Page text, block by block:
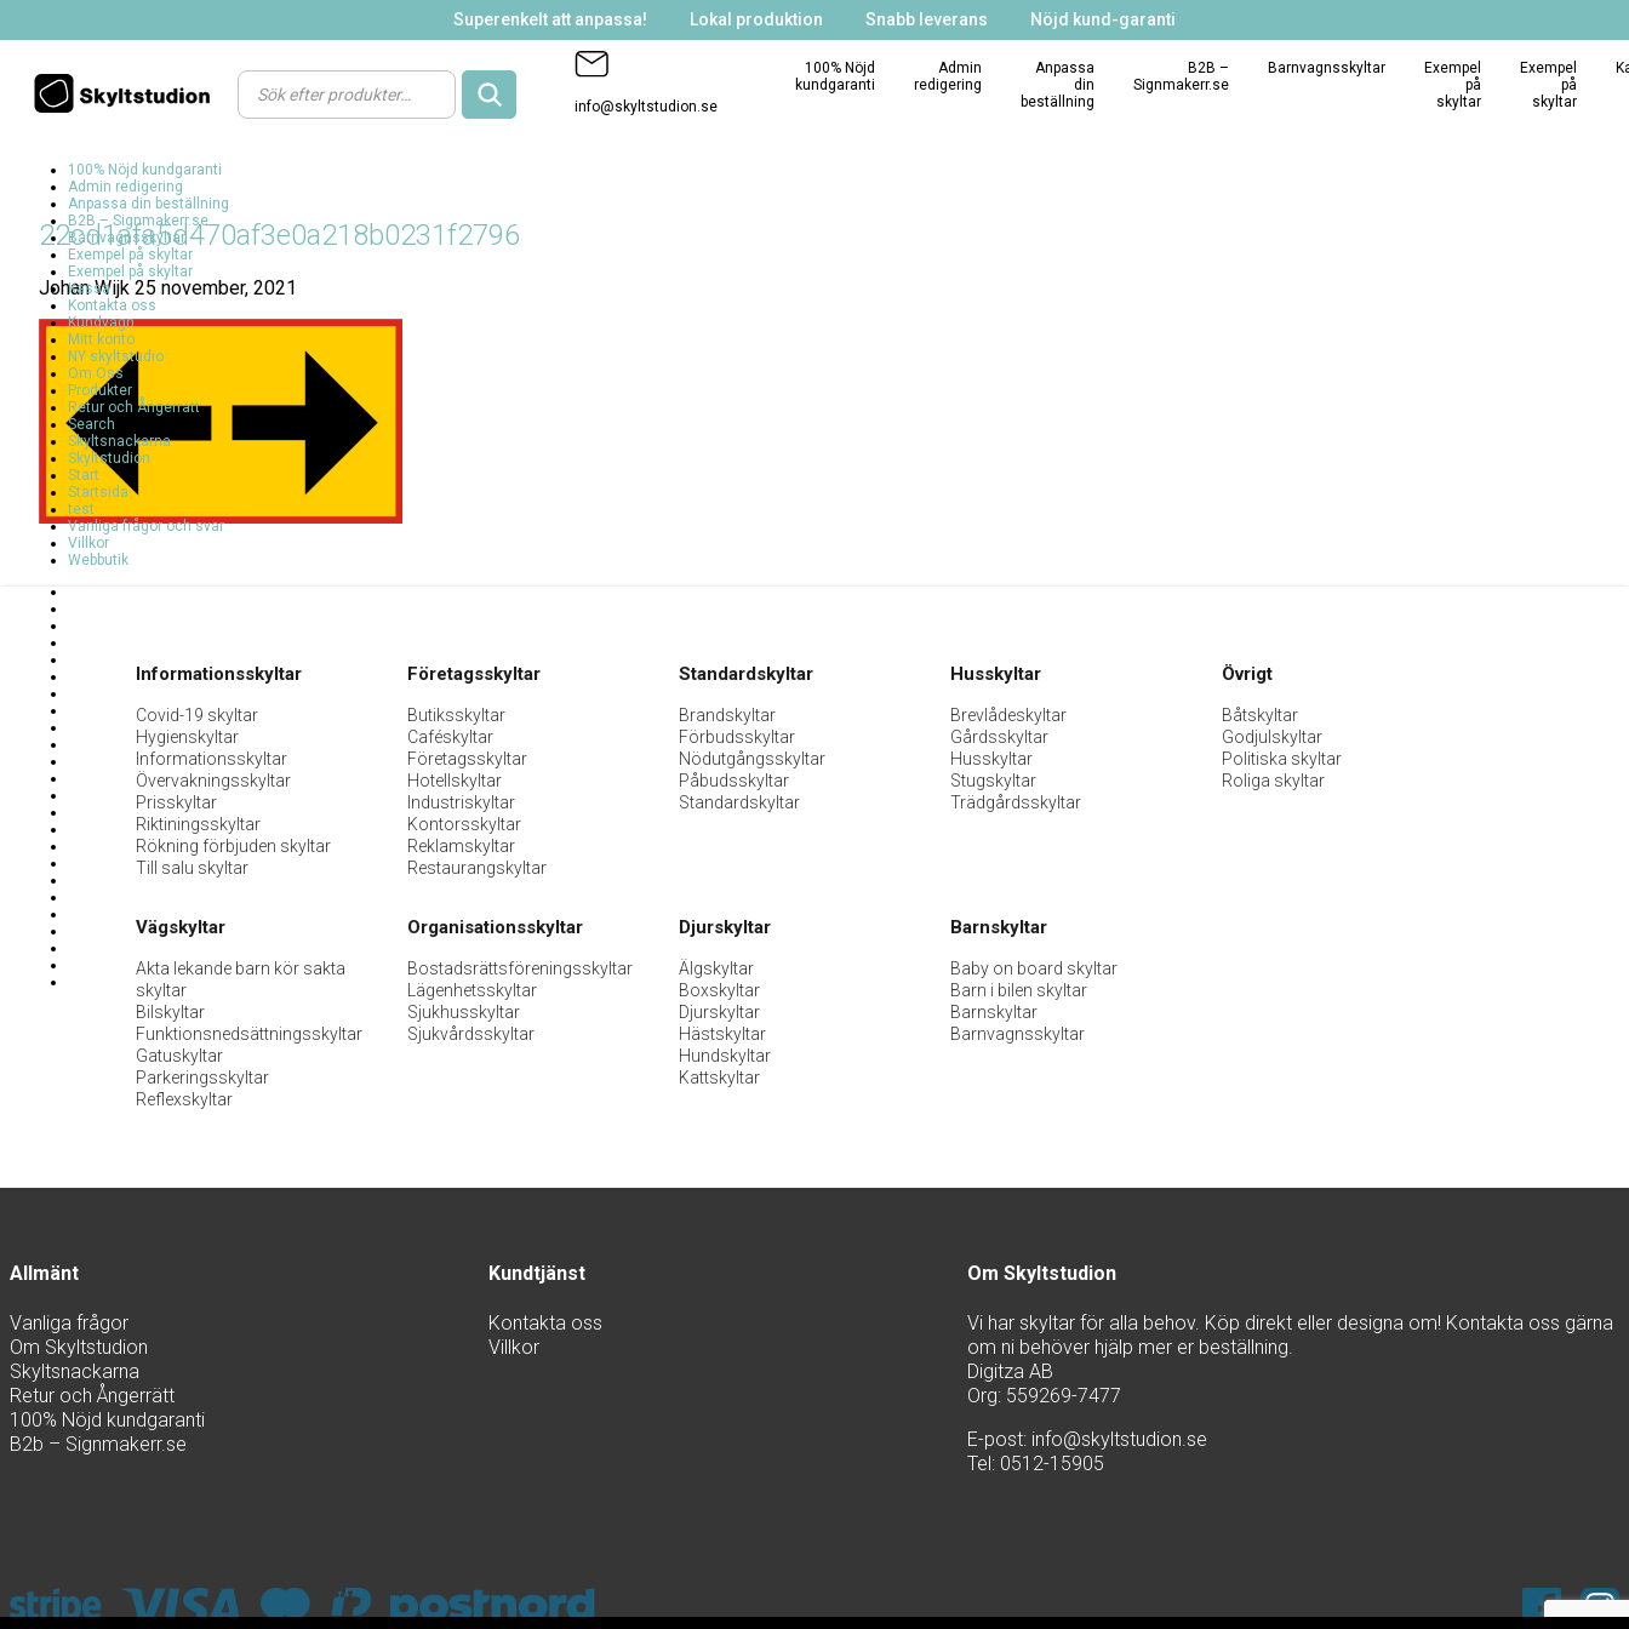
Superenkelt att anpassa! Lokal produktion Snabb leverans Nöjd kund-garanti
Products
search
info@skyltstudion.se
100% Nöjd
kundgaranti
Admin
redigering
Anpassa
din
beställning
B2B –
Signmakerr.se
Barnvagnsskyltar
Exempel
på
skyltar
Exempel
på
skyltar
100% Nöjd kundgaranti
Admin redigering
Anpassa din beställning
B2B – Signmakerr.se
Barnvagnsskyltar
Exempel på skyltar
Exempel på skyltar
Kassa
Kontakta oss
Kundvagn
Mitt konto
NY skyltstudio
Om Oss
Produkter
Retur och Ångerrätt
Search
Skyltsnackarna
Skyltstudion
Start
Startsida
test
Vanliga frågor och svar
Villkor
Webbutik
22cd1afa5d470af3e0a218b0231f2796
Johan Wijk 25 november, 2021
Informationsskyltar
Covid-19 skyltar
Hygienskyltar
Informationsskyltar
Övervakningsskyltar
Prisskyltar
Riktiningsskyltar
Rökning förbjuden skyltar
Till salu skyltar
Företagsskyltar
Butiksskyltar
Caféskyltar
Företagsskyltar
Hotellskyltar
Industriskyltar
Kontorsskyltar
Reklamskyltar
Restaurangskyltar
Standardskyltar
Brandskyltar
Förbudsskyltar
Nödutgångsskyltar
Påbudsskyltar
Standardskyltar
Husskyltar
Brevlådeskyltar
Gårdsskyltar
Husskyltar
Stugskyltar
Trädgårdsskyltar
Övrigt
Båtskyltar
Godjulskyltar
Politiska skyltar
Roliga skyltar
Vägskyltar
Akta lekande barn kör sakta
skyltar
Bilskyltar
Funktionsnedsättningsskyltar
Gatuskyltar
Parkeringsskyltar
Reflexskyltar
Organisationsskyltar
Bostadsrättsföreningsskyltar
Lägenhetsskyltar
Sjukhusskyltar
Sjukvårdsskyltar
Djurskyltar
Älgskyltar
Boxskyltar
Djurskyltar
Hästskyltar
Hundskyltar
Kattskyltar
Barnskyltar
Baby on board skyltar
Barn i bilen skyltar
Barnskyltar
Barnvagnsskyltar
Allmänt
Vanliga frågor
Om Skyltstudion
Skyltsnackarna
Retur och Ångerrätt
100% Nöjd kundgaranti
B2b – Signmakerr.se
Kundtjänst
Kontakta oss
Villkor
Om Skyltstudion
Vi har skyltar för alla behov. Köp direkt eller designa om! Kontakta oss gärna
om ni behöver hjälp mer er beställning.
Digitza AB
Org: 559269-7477
E-post: info@skyltstudion.se
Tel: 0512-15905